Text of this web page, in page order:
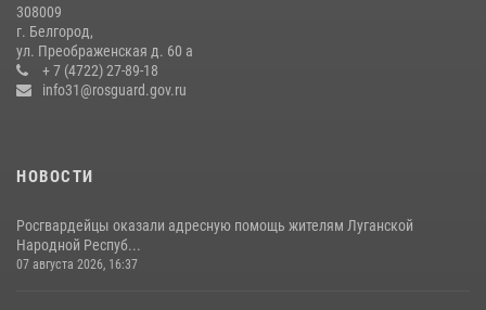
Белгородские росгвардейцы задержали рецидивиста за попытку
кражи из магазина
14 июля 2026, 07:13
308009
г. Белгород,
ул. Преображенская д. 60 а
+ 7 (4722) 27-89-18
info31@rosguard.gov.ru
НОВОСТИ
Росгвардейцы оказали адресную помощь жителям Луганской
Народной Респуб...
07 августа 2026, 16:37